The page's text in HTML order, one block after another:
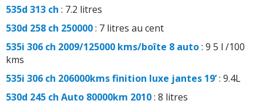
535d 313 ch : 7.2 litres
530d 258 ch 250000: 7 litres au cent
535i 306 ch 2009/125000 kms/boîte 8 auto: 9 5 l /100
kms
535i 306 ch 206000kms finition luxe jantes 19’: 9.4L
530d 245 ch Auto 80000km 2010: 8 litres